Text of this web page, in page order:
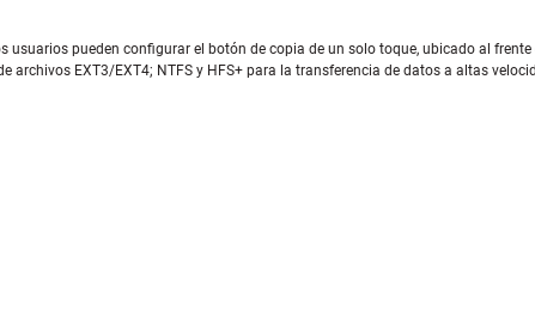
pueden configurar el botón de copia de un solo toque, ubicado al
EXT3/EXT4; NTFS y HFS+ para la transferencia de datos a altas